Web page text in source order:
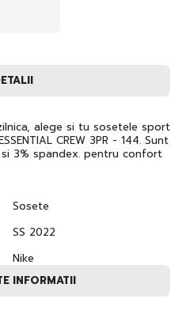
alege si tu sosetele sport
CREW 3PR - 144. Sunt
3% spandex. pentru confort
Sosete
SS 2022
Nike
INFORMATII